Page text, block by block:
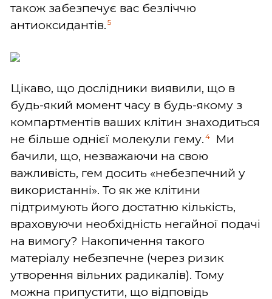
також забезпечує вас безліччю
антиоксидантів. 5
Цікаво, що дослідники виявили, що в
будь-який момент часу в будь-якому з
компартментів ваших клітин знаходиться
не більше однієї молекули гему. 4
Ми
бачили, що, незважаючи на свою
важливість, гем досить «небезпечний у
використанні». То як же клітини
підтримують його достатню кількість,
враховуючи необхідність негайної подачі
на вимогу? Накопичення такого
матеріалу небезпечне (через ризик
утворення вільних радикалів). Тому
можна припустити, що відповідь